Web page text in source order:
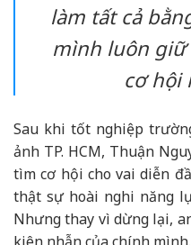
làm tất cả
mình luôn
cơ hội
Sau khi tốt nghiệp
ảnh TP. HCM, Thuận
tìm cơ hội cho vai diễn
thật sự hoài nghi năng
Nhưng thay vì dừng lại,